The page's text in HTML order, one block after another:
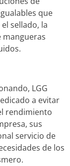
que
sellado, la
mangueras
LGG
a evitar
rendimiento
sus
servicio de
de los